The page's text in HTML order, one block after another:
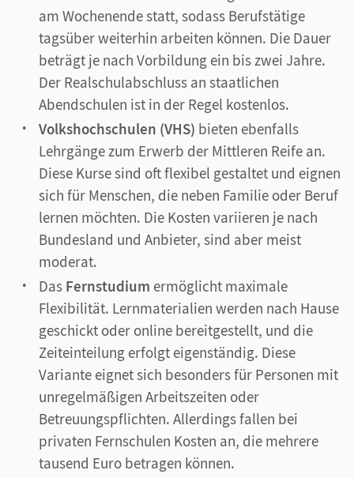
am Wochenende statt, sodass Berufstätige
tagsüber weiterhin arbeiten können. Die Dauer
beträgt je nach Vorbildung ein bis zwei Jahre.
Der Realschulabschluss an staatlichen
Abendschulen ist in der Regel kostenlos.
Volkshochschulen (VHS) bieten ebenfalls
Lehrgänge zum Erwerb der Mittleren Reife an.
Diese Kurse sind oft flexibel gestaltet und eignen
sich für Menschen, die neben Familie oder Beruf
lernen möchten. Die Kosten variieren je nach
Bundesland und Anbieter, sind aber meist
moderat.
Das Fernstudium ermöglicht maximale
Flexibilität. Lernmaterialien werden nach Hause
geschickt oder online bereitgestellt, und die
Zeiteinteilung erfolgt eigenständig. Diese
Variante eignet sich besonders für Personen mit
unregelmäßigen Arbeitszeiten oder
Betreuungspflichten. Allerdings fallen bei
privaten Fernschulen Kosten an, die mehrere
tausend Euro betragen können.